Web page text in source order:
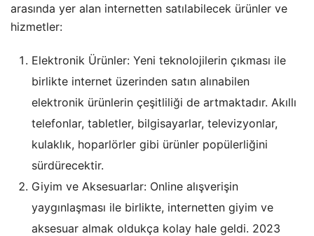
arasında yer alan internetten satılabilecek ürünler ve
hizmetler:
Elektronik Ürünler: Yeni teknolojilerin çıkması ile
birlikte internet üzerinden satın alınabilen
elektronik ürünlerin çeşitliliği de artmaktadır. Akıllı
telefonlar, tabletler, bilgisayarlar, televizyonlar,
kulaklık, hoparlörler gibi ürünler popülerliğini
sürdürecektir.
Giyim ve Aksesuarlar: Online alışverişin
yaygınlaşması ile birlikte, internetten giyim ve
aksesuar almak oldukça kolay hale geldi. 2023